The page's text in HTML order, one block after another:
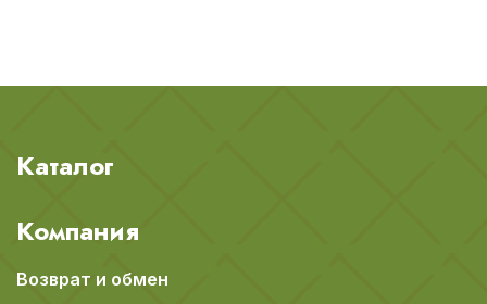
Каталог
Компания
Возврат и обмен